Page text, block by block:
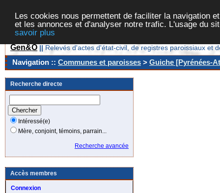
Les cookies nous permettent de faciliter la navigation
et les annonces et d'analyser notre trafic. L'usage du
savoir plus
Gen&O || Relevés d'actes d'état-civil, de registres paroissiaux et
Navigation :: Communes et paroisses > Guiche [Pyrénées-
Recherche directe
Intéressé(e)
Mère, conjoint, témoins, parrain...
Recherche avancée
Accès membres
Connexion